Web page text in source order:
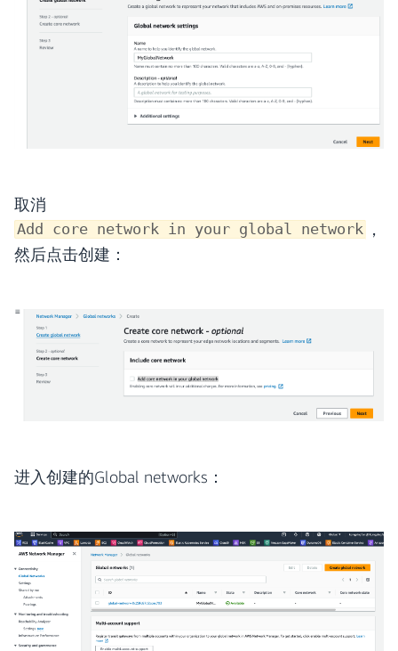
取消
Add core network in your global network
，
然后点击创建：
进入创建的Global networks：